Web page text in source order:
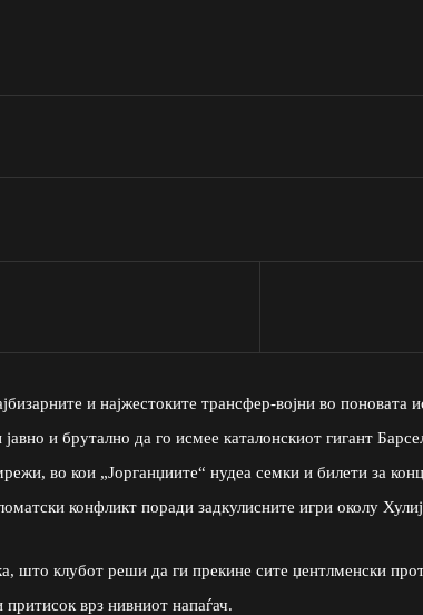
и најжестоките трансфер-војни во поновата
и брутално да го исмее каталонскиот гигант
во кои „Јорганџиите“ нудеа семки и билети за
конфликт поради задкулисните игри околу
што клубот реши да ги прекине сите џентлменски
врз нивниот напаѓач.